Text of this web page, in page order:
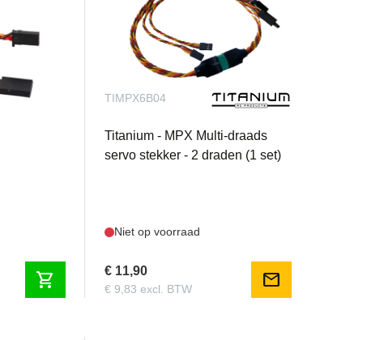
shopping_cart
TIMPX6B04
Titanium - MPX Multi-draads
servo stekker - 2 draden (1 set)
Niet op voorraad
€ 11,90
€ 9,83 excl. BTW mail